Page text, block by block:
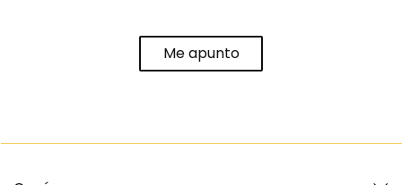
Me apunto